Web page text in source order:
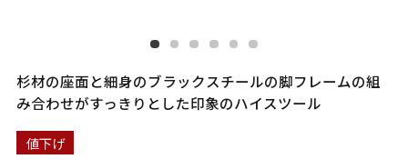
杉材の座面と細身のブラックスチールの脚フレームの組
み合わせがすっきりとした印象のハイスツール
値下げ